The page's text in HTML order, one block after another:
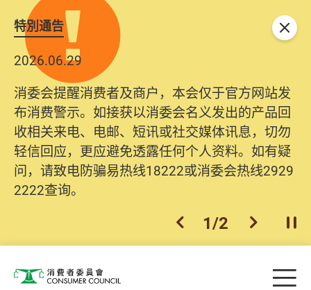
特別通告
2026.06.29
消委会提醒消费者及商户，本会仅于官方网站发
布消费警示。如接获以消委会名义发出的产品回
收相关来电、电邮、短讯或社交媒体讯息，切勿
轻信回应，更应避免透露任何个人资料。如有疑
问，请致电防骗易热线18222或消委会热线2929
2222查询。
上一个
1/2 下一个开
关闭
消费者委员会 目